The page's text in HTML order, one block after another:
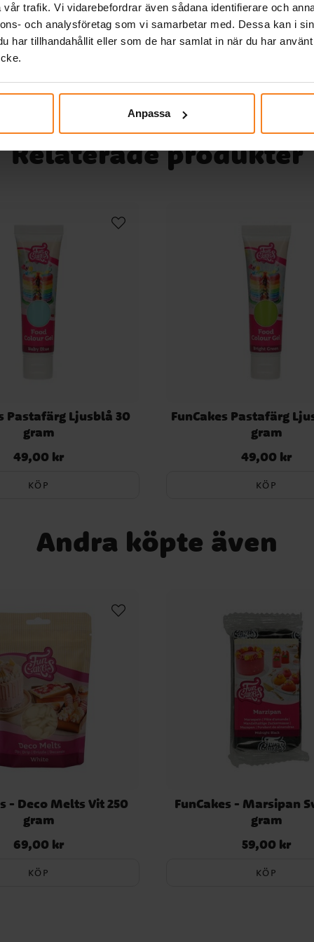
trafik. Vi vidarebefordrar även sådana identifierare och
och analysföretag som vi samarbetar med. Dessa kan i
har tillhandahållit eller som de har samlat in när du har
Anpassa
0
0
KÖP
Relaterade produkter
Pastafärg Ljusblå 30
gram
Pris:49,00 kr
49,00 kr
KÖP
FunCakes Pastafärg
gram
Pris:49,00 kr
49,00 kr
KÖP
Andra köpte även
- Deco Melts Vit 250
gram
Pris: 69,00 kr
69,00 kr
KÖP
FunCakes - Marsipan
gram
Pris: 59,00 kr
59,00 kr
KÖP